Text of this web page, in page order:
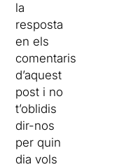
la
resposta
en els
comentaris
d’aquest
post i no
t’oblidis
dir-nos
per quin
dia vols